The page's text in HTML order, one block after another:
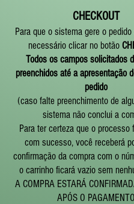
CHECKOUT
​Para que o sistema gere o
necessário clicar no botão
Todos os campos solicitados
preenchidos até a apresentação
pedido
(caso falte preenchimento de
sistema não conclui a
Para ter certeza que o processo
com sucesso, você receberá
confirmação da compra com o
o carrinho ficará vazio sem
A COMPRA ESTARÁ
APÓS O PAGAMENTO